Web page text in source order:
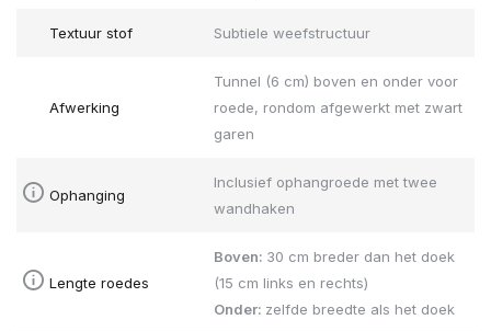
Textuur stof Subtiele weefstructuur
Afwerking
Tunnel (6 cm) boven en onder voor
roede, rondom afgewerkt met zwart
garen
Ophanging
Inclusief ophangroede met twee
wandhaken
Lengte roedes
Boven: 30 cm breder dan het doek
(15 cm links en rechts)
Onder: zelfde breedte als het doek